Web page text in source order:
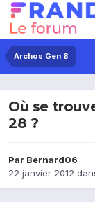
Archos Gen 8
Où se
28 ?
Par Bernard06
22 janvier 2012